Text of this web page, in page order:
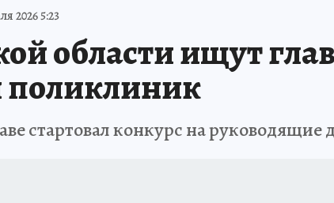
ПРОИСШЕСТВИЯ
2026 5:23
области ищут
поликлиник
стартовал конкурс на